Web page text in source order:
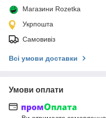
Магазини Rozetka
Укрпошта
Самовивіз
Всі умови доставки
Умови оплати